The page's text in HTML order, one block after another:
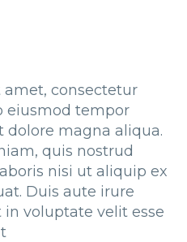
consectetur
eiusmod tempor
magna aliqua.
quis nostrud
nisi ut aliquip ex
Duis aute irure
voluptate velit esse